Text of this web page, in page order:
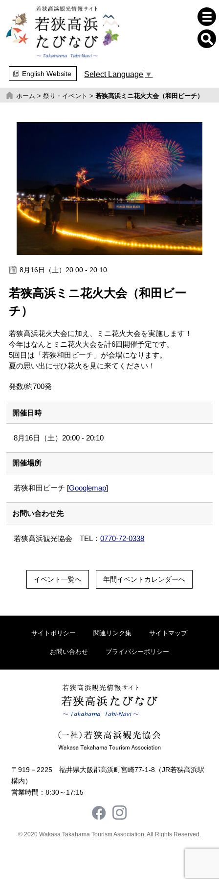
English Website Select Language ▼
ホーム >祭り・イベント >若狭高浜ミニ花火大会（和田ビーチ）
8月16日（土）20:00 - 20:10
若狭高浜ミニ花火大会（和田ビー
チ）
若狭高浜花火大会に加え、ミニ花火大会を実施します！
今年はなんとミニ花火大会を計6回開催予定です。
5回目は「若狭和田ビーチ」が会場になります。
夏の思い出にぜひ花火を見に来てください！
発数/約700発
開催日時
8月16日（土）20:00 - 20:10
開催場所
若狭和田ビーチ [Googlemap]
お問い合わせ先
若狭高浜観光協会 TEL：0770-72-0338
イベント一覧へ 年間イベントカレンダーへ
サイトポリシー 関連リンク集 サイトマップ
お問い合わせ プライバシーポリシー
〒919－2225 福井県大飯郡高浜町宮崎77-1-8（JR若狭高浜駅
構内）
営業時間：8:30～17:15
© 2020 Wakasa Takahama Tourism Association, All Rights Reserved.